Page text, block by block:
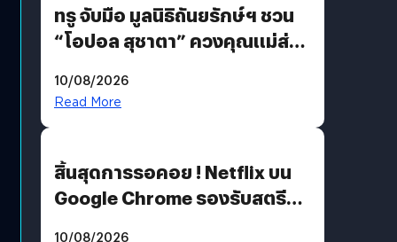
ทรู จับมือ มูลนิธิถันยรักษ์ฯ ชวน
“โอปอล สุชาตา” ควงคุณแม่ส่ง
เติมเต็มความหมายวันแม่ปีนี้
10/08/2026
Read More
สิ้นสุดการรอคอย ! Netflix บน
Google Chrome รองรับสตรีม
10/08/2026